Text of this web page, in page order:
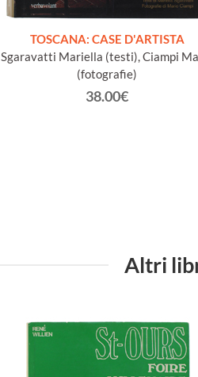
TOSCANA: CASE D'ARTISTA
Sgaravatti Mariella (testi), Ciampi
(fotografie)
38.00€
Altri